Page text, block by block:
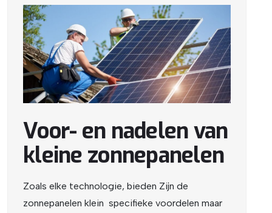
Voor- en nadelen van
kleine zonnepanelen
Zoals elke technologie, bieden Zijn de
zonnepanelen klein specifieke voordelen maar